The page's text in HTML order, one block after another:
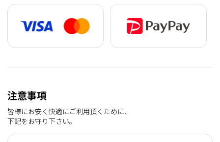
注意事項
皆様にお安く快適にご利用頂くために、
下記をお守り下さい。